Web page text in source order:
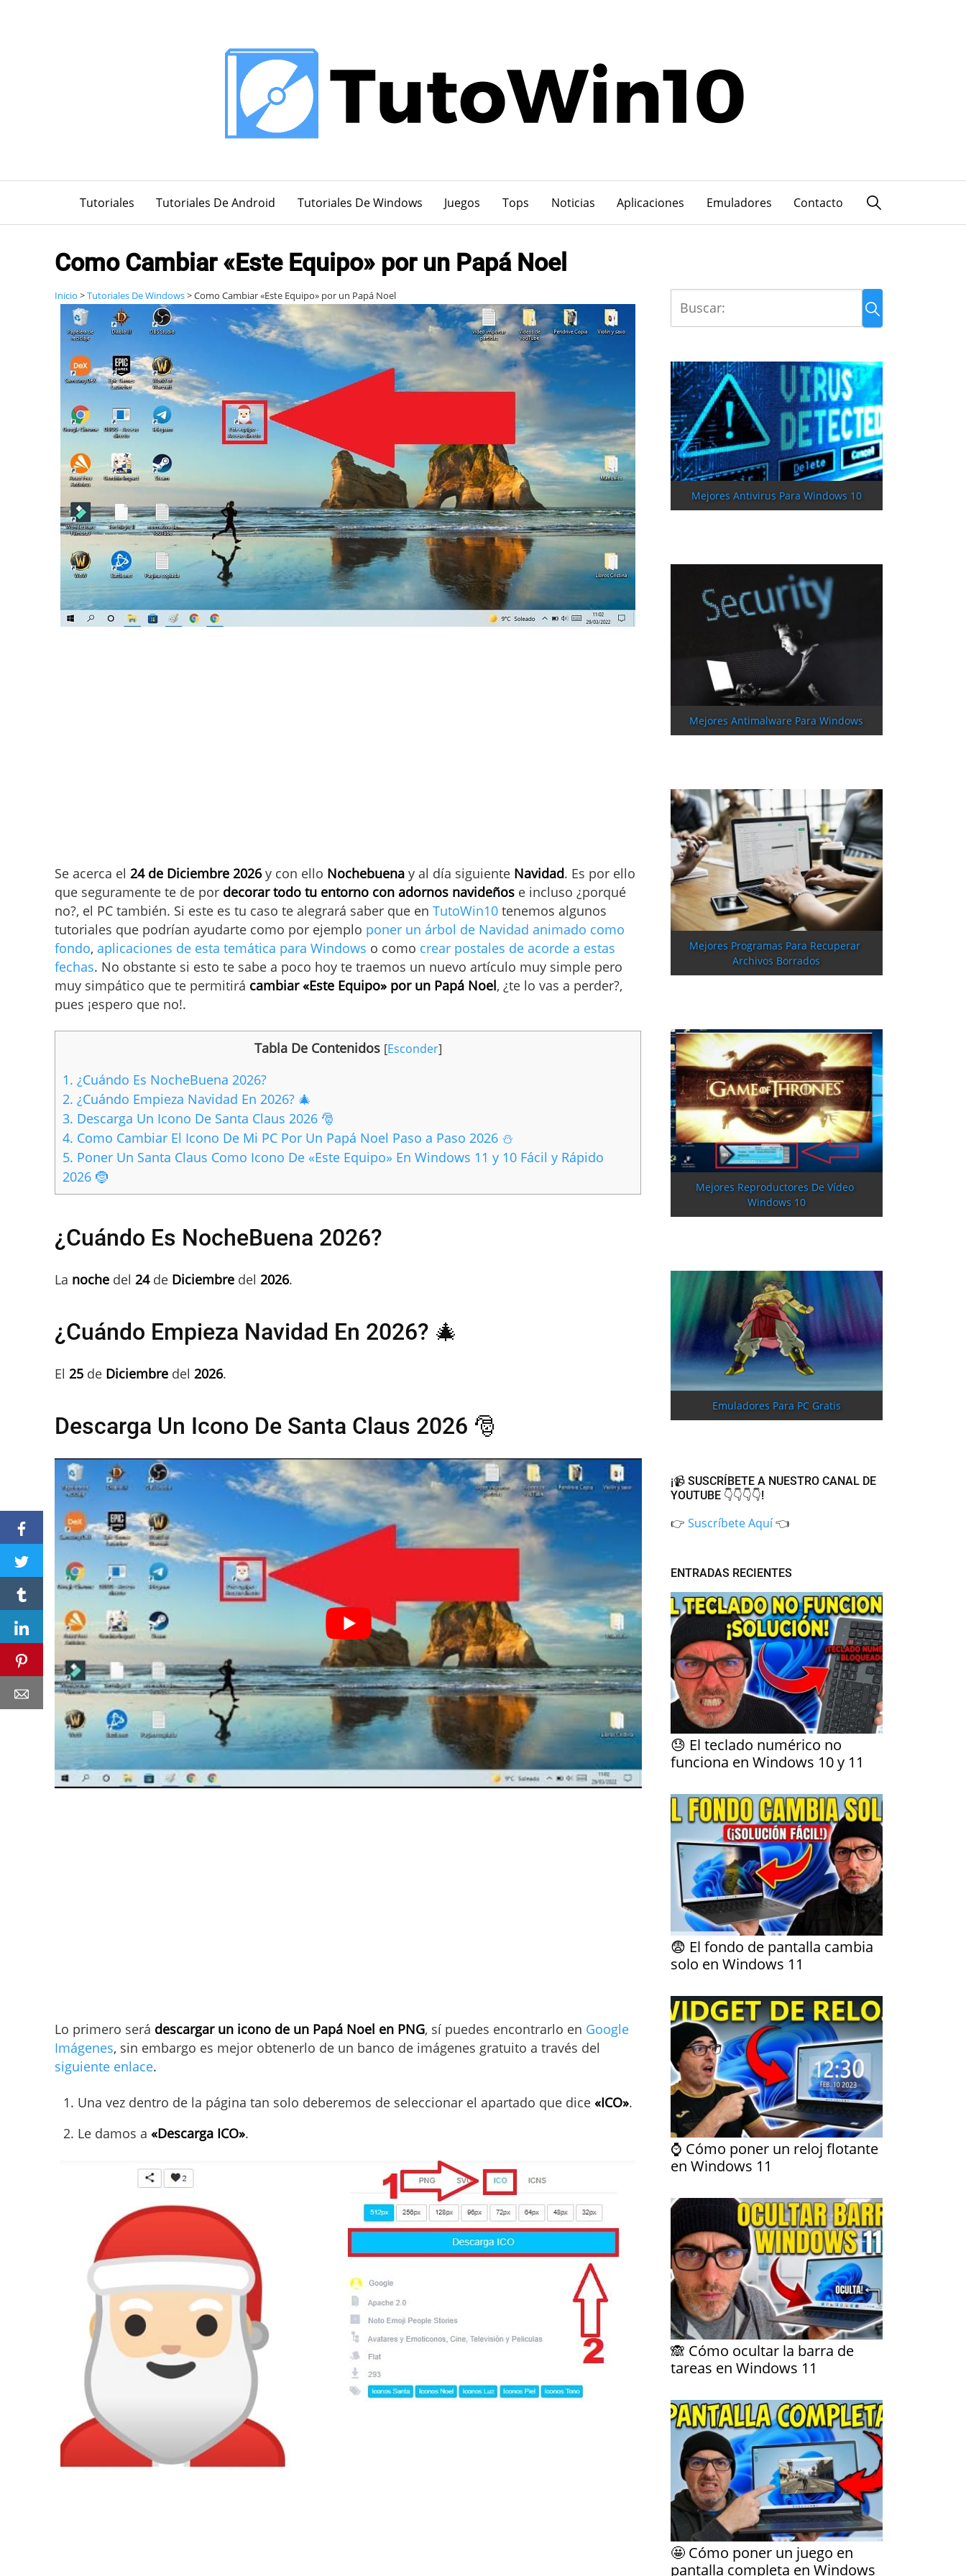
Tutoriales Tutoriales De Android Tutoriales De Windows Juegos Tops Noticias Aplicaciones Emuladores Contacto
Como Cambiar «Este Equipo» por un Papá Noel
Inicio >Tutoriales De Windows>Como Cambiar «Este Equipo» por un Papá Noel
Se acerca el 24 de Diciembre 2026y con ello Nochebuena y al día siguiente Navidad. Es por ello
que seguramente te de por decorar todo tu entorno con adornos navideños e incluso ¿porqué
no?, el PC también. Si este es tu caso te alegrará saber que en TutoWin10 tenemos algunos
tutoriales que podrían ayudarte como por ejemplo poner un árbol de Navidad animado como
fondo, aplicaciones de esta temática para Windows o como crear postales de acorde a estas
fechas. No obstante si esto te sabe a poco hoy te traemos un nuevo artículo muy simple pero
muy simpático que te permitirá cambiar «Este Equipo» por un Papá Noel, ¿te lo vas a perder?,
pues ¡espero que no!.
Tabla De Contenidos [Esconder]
1. ¿Cuándo Es NocheBuena 2026?
2. ¿Cuándo Empieza Navidad En 2026? 🎄
3. Descarga Un Icono De Santa Claus 2026 🎅
4. Como Cambiar El Icono De Mi PC Por Un Papá Noel Paso a Paso 2026 ⛄
5. Poner Un Santa Claus Como Icono De «Este Equipo» En Windows 11 y 10 Fácil y Rápido
2026 🤶
¿Cuándo Es NocheBuena 2026?
La noche del 24de Diciembre del 2026.
¿Cuándo Empieza Navidad En 2026? 🎄
El 25 de Diciembre del 2026.
Descarga Un Icono De Santa Claus 2026 🎅
Lo primero será descargar un icono de un Papá Noel en PNG, sí puedes encontrarlo en Google
Imágenes, sin embargo es mejor obtenerlo de un banco de imágenes gratuito a través del
siguiente enlace.
Una vez dentro de la página tan solo deberemos de seleccionar el apartado que dice «ICO».
Le damos a «Descarga ICO».
Mejores Antivirus Para Windows 10
Mejores Antimalware Para Windows
Mejores Programas Para Recuperar
Archivos Borrados
Mejores Reproductores De Vídeo
Windows 10
Emuladores Para PC Gratis
¡📹 SUSCRÍBETE A NUESTRO CANAL DE
YOUTUBE 👇👇👇👇!
👉 Suscríbete Aquí👈
ENTRADAS RECIENTES
😓 El teclado numérico no
funciona en Windows 10 y 11
😨 El fondo de pantalla cambia
solo en Windows 11
⌚ Cómo poner un reloj flotante
en Windows 11
🙈 Cómo ocultar la barra de
tareas en Windows 11
🤩 Cómo poner un juego en
pantalla completa en Windows